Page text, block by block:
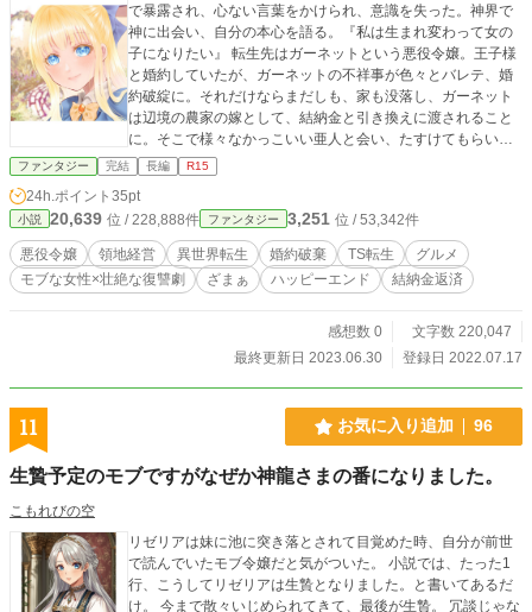
で暴露され、心ない言葉をかけられ、意識を失った。神界で
神に出会い、自分の本心を語る。『私は生まれ変わって女の
子になりたい』 転生先はガーネットという悪役令嬢。王子様
と婚約していたが、ガーネットの不祥事が色々とバレテ、婚
約破綻に。それだけならまだしも、家も没落し、ガーネット
は辺境の農家の嫁として、結納金と引き換えに渡されること
に。そこで様々なかっこいい亜人と会い、たすけてもらいホ
ットケーキミックスを作成し商売を広げていく。私は好きな
男の人と自由恋愛するために頑張るんだ。 アルファポリス
HOTランキングについての考察 どういう風に採点評価してい
るのか素人なりに考えてみました。 あとは、ポイントがどの
ようについて、どのくらいのタイミングで計算されている
か。 また、小説書初心者がどのようにすればポイントがゲッ
トできるか？ HOTランキングに入るためにはどのようにした
強力なモンスターを誕生、育成していくことに熱をあげる
しでも心を動かされた方は、「いいね」でご一報を。 また興
味のある、役に立ったと思ったら「いいね」をそのエピソー
せていただきます。 そして、この物語を最後まで追いかけた
ファンタジー 完結 長編 R15
24h.ポイント 35pt
小説 20,639 位 / 228,888件 ファンタジー 3,251 位 / 53,342件
悪役令嬢 領地経営 異世界転生 婚約破棄 TS転生
グルメ
モブな女性×壮絶な復讐劇
ざまぁ ハッピーエンド 結納金返済
感想数 0
文字数 220,047
最終更新日 2023.06.30
登録日 2022.07.17
11 お気に入り追加 96
生贄予定のモブですがなぜか神龍さまの番になりました。
こもれびの空
リゼリアは妹に池に突き落とされて目覚めた時、自分が前世
で読んでいたモブ令嬢だと気がついた。 小説では、たった1
行、こうしてリゼリアは生贄となりました。と書いてあるだ
け。 今まで散々いじめられてきて、最後が生贄。 冗談じゃな